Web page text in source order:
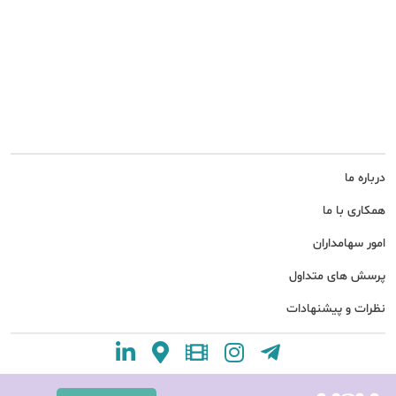
درباره ما
همکاری با ما
امور سهامداران
پرسش های متداول
نظرات و پیشنهادات